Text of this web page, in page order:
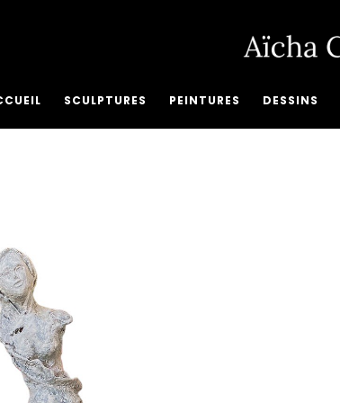
SCULPTURES PEINTURES DESSINS